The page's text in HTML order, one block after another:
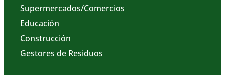
Supermercados/Comercios
Educación
Construcción
Gestores de Residuos